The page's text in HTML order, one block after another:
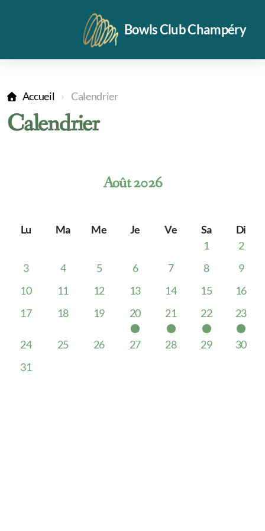
Bowls Club Champéry
Accueil Calendrier
Calendrier
Août 2026
Lu Ma Me Je Ve Sa
Di
1
2
3
4 5 6 7 8
9
10
11 12 13 14 15
16
17
18 19 20 21 22 23
24 25 26 27 28 29
30
31
Vidéos
Disponibilité halle été 26
Tarifs publiques